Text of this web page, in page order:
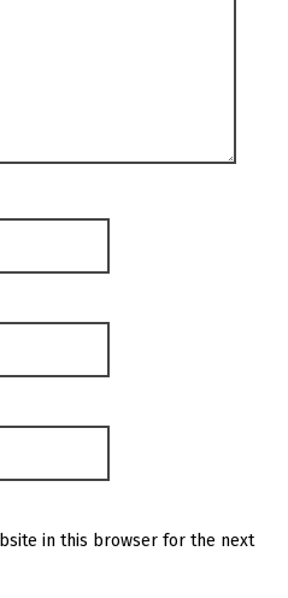
in this browser for the next